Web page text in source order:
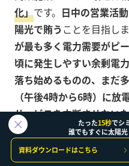
化」です。 日中の営業活
陽光で賄うことを目指しま
が最も多く電力需要がピ
頃に発生しやすい余剰電
落ち始めるものの、まだ
（午後4時から6時）に放
サービスを中断させない
入動機となります23。
このセクターでは、初期
たった15秒でシ
誰でもすぐに太陽
資料ダウンロードはこちら